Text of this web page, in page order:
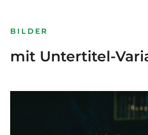
BILDER
mit Untertitel-